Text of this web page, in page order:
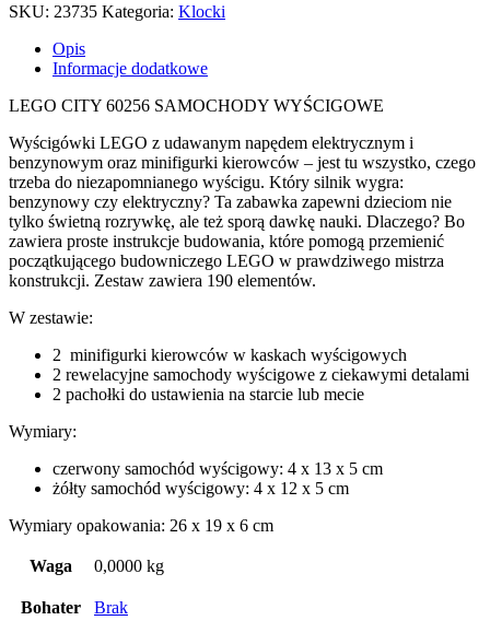
SKU: 23735 Kategoria: Klocki
Opis
Informacje dodatkowe
LEGO CITY 60256 SAMOCHODY WYŚCIGOWE
Wyścigówki LEGO z udawanym napędem elektrycznym i
benzynowym oraz minifigurki kierowców – jest tu wszystko, czego
trzeba do niezapomnianego wyścigu. Który silnik wygra:
benzynowy czy elektryczny? Ta zabawka zapewni dzieciom nie
tylko świetną rozrywkę, ale też sporą dawkę nauki. Dlaczego? Bo
zawiera proste instrukcje budowania, które pomogą przemienić
początkującego budowniczego LEGO w prawdziwego mistrza
konstrukcji. Zestaw zawiera 190 elementów.
W zestawie:
2 minifigurki kierowców w kaskach wyścigowych
2 rewelacyjne samochody wyścigowe z ciekawymi detalami
2 pachołki do ustawienia na starcie lub mecie
Wymiary:
czerwony samochód wyścigowy: 4 x 13 x 5 cm
żółty samochód wyścigowy: 4 x 12 x 5 cm
Wymiary opakowania: 26 x 19 x 6 cm
Waga 0,0000 kg
Bohater Brak